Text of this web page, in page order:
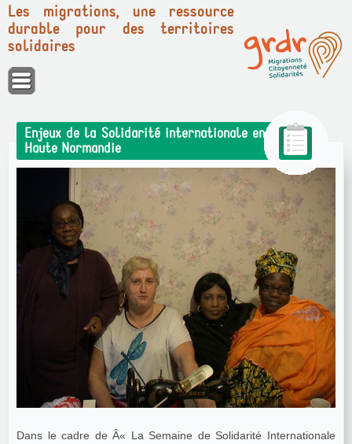
Panneau de gestion des cookies
Les migrations, une ressource
durable pour des territoires
solidaires
Enjeux de la Solidarité internationale en
Haute Normandie
Dans le cadre de Â« La Semaine de Solidarité Internationale